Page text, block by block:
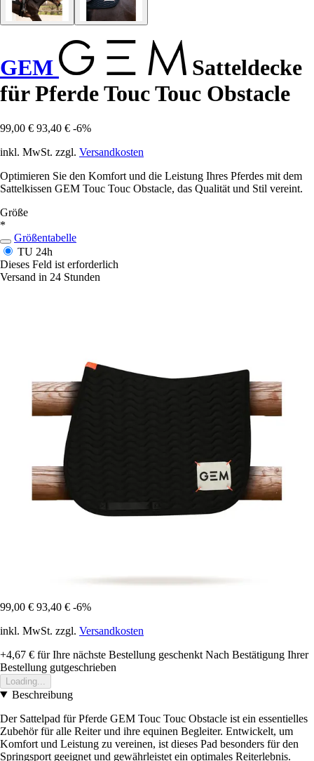
GEM
Satteldecke
für Pferde Touc Touc Obstacle
99,00 € 93,40 € -6%
inkl. MwSt. zzgl. Versandkosten
Optimieren Sie den Komfort und die Leistung Ihres Pferdes mit dem
Sattelkissen GEM Touc Touc Obstacle, das Qualität und Stil vereint.
Größe
*
Größentabelle
TU 24h
Dieses Feld ist erforderlich
Versand in 24 Stunden
99,00 € 93,40 € -6%
inkl. MwSt. zzgl. Versandkosten
+4,67 € für Ihre nächste Bestellung geschenkt Nach Bestätigung Ihrer
Bestellung gutgeschrieben
Loading...
Beschreibung
Der Sattelpad für Pferde GEM Touc Touc Obstacle ist ein essentielles
Zubehör für alle Reiter und ihre equinen Begleiter. Entwickelt, um
Komfort und Leistung zu vereinen, ist dieses Pad besonders für den
Springsport geeignet und gewährleistet ein optimales Reiterlebnis.